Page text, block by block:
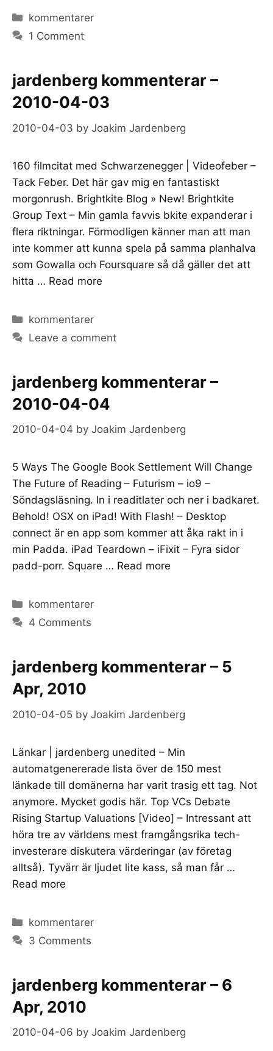
Categories
kommentarer
1 Comment
jardenberg kommenterar –
2010-04-03
2010-04-03 by Joakim Jardenberg
160 filmcitat med Schwarzenegger | Videofeber –
Tack Feber. Det här gav mig en fantastiskt
morgonrush. Brightkite Blog » New! Brightkite
Group Text – Min gamla favvis bkite expanderar i
flera riktningar. Förmodligen känner man att man
inte kommer att kunna spela på samma planhalva
som Gowalla och Foursquare så då gäller det att
hitta … Read more
Categories
kommentarer
Leave a comment
jardenberg kommenterar –
2010-04-04
2010-04-04 by Joakim Jardenberg
5 Ways The Google Book Settlement Will Change
The Future of Reading – Futurism – io9 –
Söndagsläsning. In i readitlater och ner i badkaret.
Behold! OSX on iPad! With Flash! – Desktop
connect är en app som kommer att åka rakt in i
min Padda. iPad Teardown – iFixit – Fyra sidor
padd-porr. Square … Read more
Categories
kommentarer
4 Comments
jardenberg kommenterar – 5
Apr, 2010
2010-04-05 by Joakim Jardenberg
Länkar | jardenberg unedited – Min
automatgenererade lista över de 150 mest
länkade till domänerna har varit trasig ett tag. Not
anymore. Mycket godis här. Top VCs Debate
Rising Startup Valuations [Video] – Intressant att
höra tre av världens mest framgångsrika tech-
investerare diskutera värderingar (av företag
alltså). Tyvärr är ljudet lite kass, så man får …
Read more
Categories
kommentarer
3 Comments
jardenberg kommenterar – 6
Apr, 2010
2010-04-06 by Joakim Jardenberg